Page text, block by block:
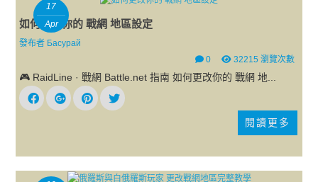
17
Apr
如何更改你的 戰網 地區設定
發布者 Басурай
0
32215 瀏覽次數
🎮 RaidLine · 戰網 Battle.net 指南 如何更改你的 戰網 地...
閱讀更多